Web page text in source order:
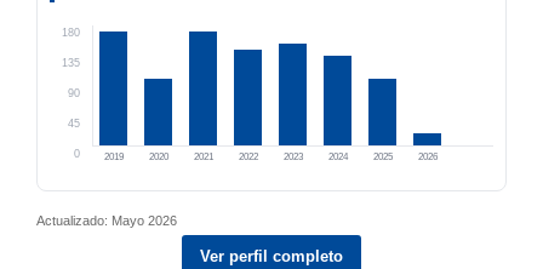
180
135
90
45
0 2019 2020 2021 2022 2023 2024 2025 2026
Actualizado: Mayo 2026
Ver perfil completo